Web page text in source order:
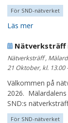
För SND-nätverket
Läs mer
Nätverksträff
Nätverksträff ,
21 Oktober, kl. 13.00
Välkommen på
2026.
SND:s
För SND-nätverket